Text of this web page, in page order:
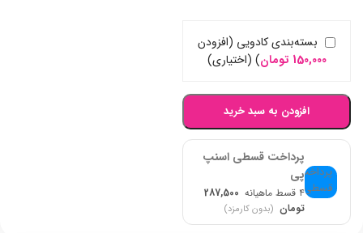
بسته‌بندی کادویی (افزودن
150,000 تومان) (اختیاری)
افزودن به سبد خرید
پرداخت قسطی اسنپ
پی
۴ قسط ماهیانه
287,500
تومان (بدون کارمزد)